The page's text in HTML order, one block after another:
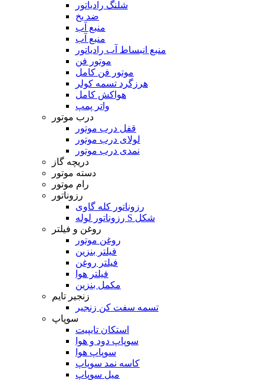
شلنگ رادیاتور
ضد یخ
منبع آب
منبع آب
منبع انبساط آب رادیاتور
موتور فن
موتور فن کامل
هرزگرد تسمه کولر
هواکش کامل
واتر پمپ
درب موتور
قفل درب موتور
لولای درب موتور
نمدی درب موتور
دریچه گاز
دسته موتور
رام موتور
رزوناتور
رزوناتور کله گاوی
رزوناتور لوله S شکل
روغن و فیلتر
روغن موتور
فیلتر بنزین
فیلتر روغن
فیلتر هوا
مکمل بنزین
زنجیر تایم
تسمه سفت کن زنجیر
سوپاپ
استکان تایپیت
سوپاپ دود و هوا
سوپاپ هوا
کاسه نمد سوپاپ
میل سوپاپ